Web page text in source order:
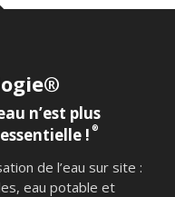
n’est plus
! ®
de l’eau sur site :
eau potable et